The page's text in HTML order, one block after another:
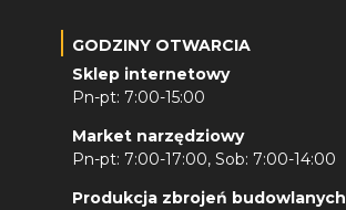
GODZINY OTWARCIA
Sklep internetowy
Pn-pt: 7:00-15:00
Market narzędziowy
Pn-pt: 7:00-17:00, Sob: 7:00-14:00
Produkcja zbrojeń budowlanych